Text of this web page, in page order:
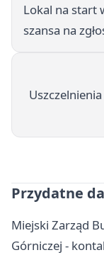
Lokal na start
szansa na
Przydatne
Miejski Zarząd
Górniczej -